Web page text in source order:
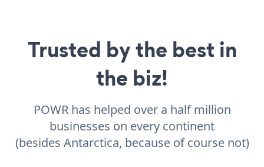
Trusted by the best in
the biz!
POWR has helped over a half million
businesses on every continent
(besides Antarctica, because of course not)